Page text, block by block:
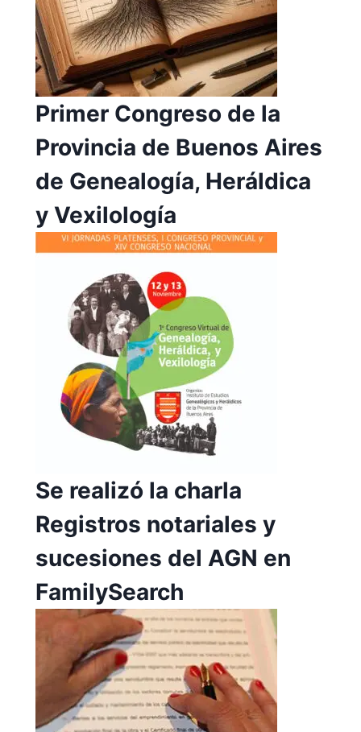
Primer Congreso de la
Provincia de Buenos Aires
de Genealogía, Heráldica
y Vexilología
Se realizó la charla
Registros notariales y
sucesiones del AGN en
FamilySearch